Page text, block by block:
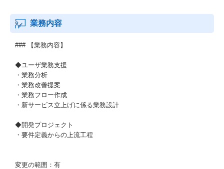
業務内容
### 【業務内容】
◆ユーザ業務支援
・業務分析
・業務改善提案
・業務フロー作成
・新サービス立上げに係る業務設計
◆開発プロジェクト
・要件定義からの上流工程
変更の範囲：有